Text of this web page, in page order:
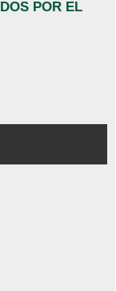
POR EL